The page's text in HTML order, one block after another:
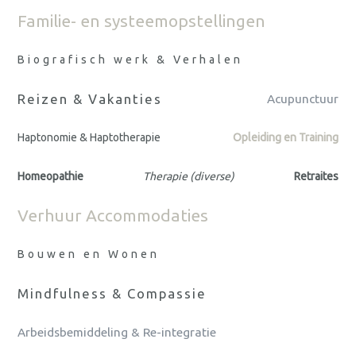
Familie- en systeemopstellingen
Biografisch werk & Verhalen
Reizen & Vakanties Acupunctuur
Haptonomie & Haptotherapie Opleiding en Training
Homeopathie Therapie (diverse) Retraites
Verhuur Accommodaties
Bouwen en Wonen
Mindfulness & Compassie
Arbeidsbemiddeling & Re-integratie